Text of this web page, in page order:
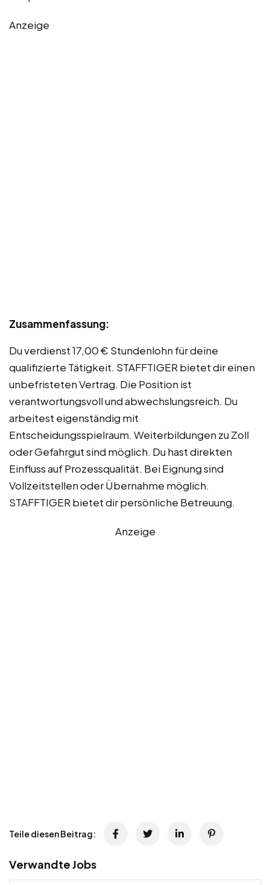
Anzeige
Zusammenfassung:
Du verdienst 17,00 € Stundenlohn für deine
qualifizierte Tätigkeit. STAFFTIGER bietet dir einen
unbefristeten Vertrag. Die Position ist
verantwortungsvoll und abwechslungsreich. Du
arbeitest eigenständig mit
Entscheidungsspielraum. Weiterbildungen zu Zoll
oder Gefahrgut sind möglich. Du hast direkten
Einfluss auf Prozessqualität. Bei Eignung sind
Vollzeitstellen oder Übernahme möglich.
STAFFTIGER bietet dir persönliche Betreuung.
Anzeige
Teile diesen Beitrag:
Verwandte Jobs